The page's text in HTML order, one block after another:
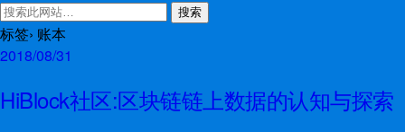
标签› 账本
2018/08/31
HiBlock社区:区块链链上数据的认知与探索